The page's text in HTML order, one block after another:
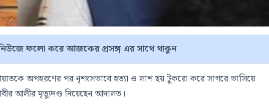
ফলো করে আজকের প্রসঙ্গ এর সাথে থাকুন
অপহরণের পর নৃশংসভাবে হত্যা ও লাশ ছয় টুকরো করে সাগরে ভাসিয়ে
আলীর মৃত্যুদণ্ড দিয়েছেন আদালত।